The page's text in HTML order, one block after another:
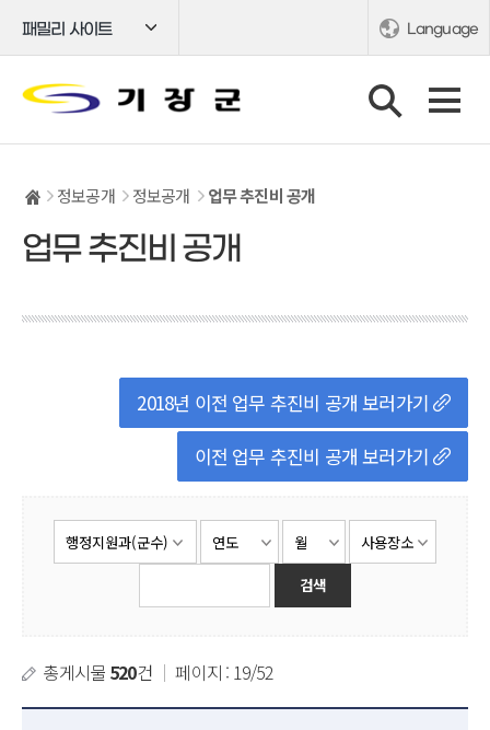
패밀리 사이트 Language
정보공개 정보공개 업무 추진비 공개
업무 추진비 공개
2018년 이전 업무 추진비 공개 보러가기
이전 업무 추진비 공개 보러가기
총게시물 520건 ｜ 페이지 : 19/52